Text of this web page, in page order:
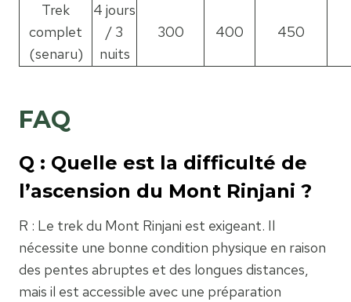
Trek
complet
(senaru)
4 jours
/ 3
nuits
300 400 450
FAQ
Q : Quelle est la difficulté de
l’ascension du Mont Rinjani ?
R : Le trek du Mont Rinjani est exigeant. Il
nécessite une bonne condition physique en raison
des pentes abruptes et des longues distances,
mais il est accessible avec une préparation